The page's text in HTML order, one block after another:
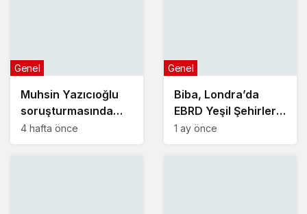
Muhsin Yazıcıoğlu
soruşturmasında
yeni gelişme!
Genel
4 hafta önce
Biba, Londra’da
EBRD Yeşil Şehirler
Belediye Başkanları
Genel
1 ay önce